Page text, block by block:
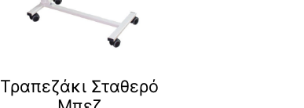
Τραπεζάκι Σταθερό